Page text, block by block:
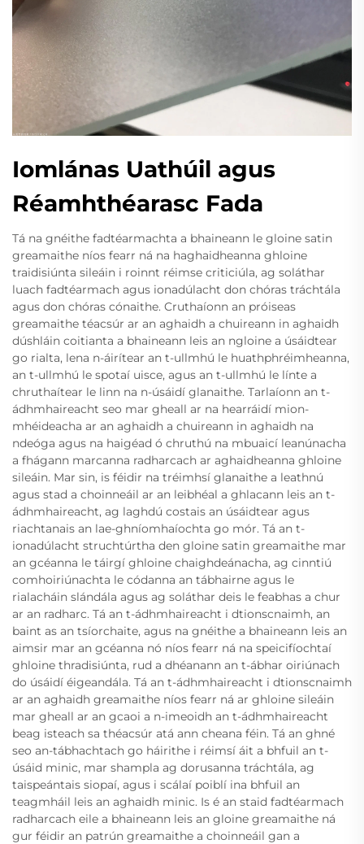
Iomlánas Uathúil agus
Réamhthéarasc Fada
Tá na gnéithe fadtéarmachta a bhaineann le gloine satin
greamaithe níos fearr ná na haghaidheanna ghloine
traidisiúnta sileáin i roinnt réimse criticiúla, ag soláthar
luach fadtéarmach agus ionadúlacht don chóras tráchtála
agus don chóras cónaithe. Cruthaíonn an próiseas
greamaithe téacsúr ar an aghaidh a chuireann in aghaidh
dúshláin coitianta a bhaineann leis an ngloine a úsáidtear
go rialta, lena n-áirítear an t-ullmhú le huathphréimheanna,
an t-ullmhú le spotaí uisce, agus an t-ullmhú le línte a
chruthaítear le linn na n-úsáidí glanaithe. Tarlaíonn an t-
ádhmhaireacht seo mar gheall ar na hearráidí mion-
mhéideacha ar an aghaidh a chuireann in aghaidh na
ndeóga agus na haigéad ó chruthú na mbuaicí leanúnacha
a fhágann marcanna radharcach ar aghaidheanna ghloine
sileáin. Mar sin, is féidir na tréimhsí glanaithe a leathnú
agus stad a choinneáil ar an leibhéal a ghlacann leis an t-
ádhmhaireacht, ag laghdú costais an úsáidtear agus
riachtanais an lae-ghníomhaíochta go mór. Tá an t-
ionadúlacht struchtúrtha den gloine satin greamaithe mar
an gcéanna le táirgí ghloine chaighdeánacha, ag cinntiú
comhoiriúnachta le códanna an tábhairne agus le
rialacháin slándála agus ag soláthar deis le feabhas a chur
ar an radharc. Tá an t-ádhmhaireacht i dtionscnaimh, an
baint as an tsíorchaite, agus na gnéithe a bhaineann leis an
aimsir mar an gcéanna nó níos fearr ná na speicifíochtaí
ghloine thradisiúnta, rud a dhéanann an t-ábhar oiriúnach
do úsáidí éigeandála. Tá an t-ádhmhaireacht i dtionscnaimh
ar an aghaidh greamaithe níos fearr ná ar ghloine sileáin
mar gheall ar an gcaoi a n-imeoidh an t-ádhmhaireacht
beag isteach sa théacsúr atá ann cheana féin. Tá an ghné
seo an-tábhachtach go háirithe i réimsí áit a bhfuil an t-
úsáid minic, mar shampla ag dorusanna tráchtála, ag
taispeántais siopaí, agus i scálaí poiblí ina bhfuil an
teagmháil leis an aghaidh minic. Is é an staid fadtéarmach
radharcach eile a bhaineann leis an gloine greamaithe ná
gur féidir an patrún greamaithe a choinneáil gan a